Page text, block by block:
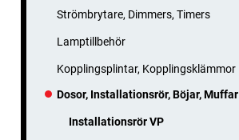
Strömbrytare, Dimmers, Timers
Lamptillbehör
Kopplingsplintar, Kopplingsklämmor
Dosor, Installationsrör, Böjar, Muffar
Installationsrör VP